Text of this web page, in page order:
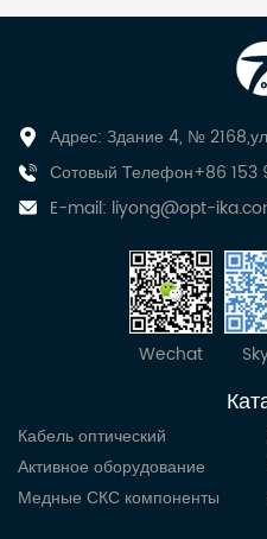
Адрес: Здание 4, №
Сотовый Телефон+86 153
E-mail: liyong@opt-
Wechat
Кабель оптический
Активное оборудование
Медные СКС компоненты